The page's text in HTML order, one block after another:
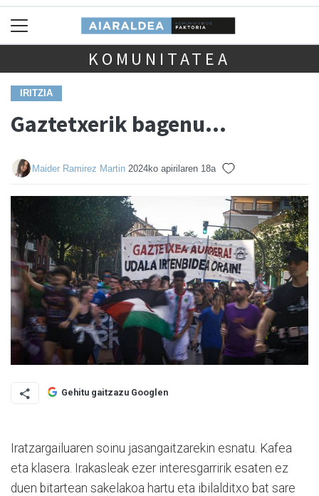
KOMUNITATEA
IRITZIA
Gaztetxerik bagenu...
Maider Ramirez Martin 2024ko apirilaren 18a
Gehitu gaitzazu Googlen
Iratzargailuaren soinu jasangaitzarekin esnatu. Kafea
eta klasera. Irakasleak ezer interesgarririk esaten ez
duen bitartean sakelakoa hartu eta ibilalditxo bat sare